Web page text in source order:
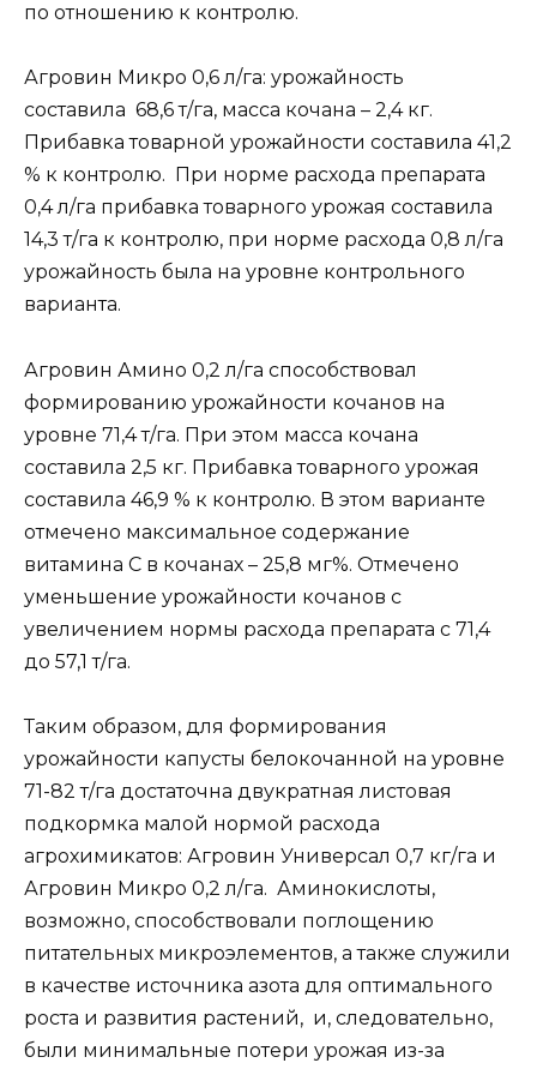
по отношению к контролю.
Агровин Микро 0,6 л/га: урожайность
составила 68,6 т/га, масса кочана – 2,4 кг.
Прибавка товарной урожайности составила 41,2
% к контролю. При норме расхода препарата
0,4 л/га прибавка товарного урожая составила
14,3 т/га к контролю, при норме расхода 0,8 л/га
урожайность была на уровне контрольного
варианта.
Агровин Амино 0,2 л/га способствовал
формированию урожайности кочанов на
уровне 71,4 т/га. При этом масса кочана
составила 2,5 кг. Прибавка товарного урожая
составила 46,9 % к контролю. В этом варианте
отмечено максимальное содержание
витамина С в кочанах – 25,8 мг%. Отмечено
уменьшение урожайности кочанов с
увеличением нормы расхода препарата с 71,4
до 57,1 т/га.
Таким образом, для формирования
урожайности капусты белокочанной на уровне
71-82 т/га достаточна двукратная листовая
подкормка малой нормой расхода
агрохимикатов: Агровин Универсал 0,7 кг/га и
Агровин Микро 0,2 л/га. Аминокислоты,
возможно, способствовали поглощению
питательных микроэлементов, а также служили
в качестве источника азота для оптимального
роста и развития растений, и, следовательно,
были минимальные потери урожая из-за